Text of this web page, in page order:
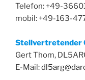
Telefon: +49-
mobil: +49-163-
Stellvertretender
Gert Thom,
E-Mail: